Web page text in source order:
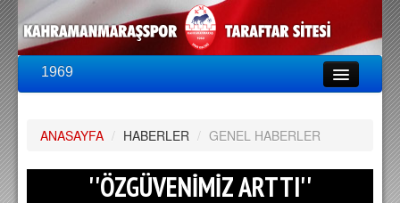
1969
PUAN DURUMU
FİKSTÜR
ANASAYFA / HABERLER / GENEL HABERLER
''ÖZGÜVENİMİZ ARTTI''